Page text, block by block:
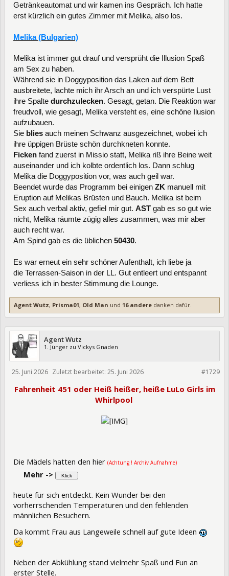
Getränkeautomat und wir kamen ins Gespräch. Ich hatte
erst kürzlich ein gutes Zimmer mit Melika, also los.
Melika (Bulgarien)
Melika ist immer gut drauf und versprüht die Illusion Spaß
am Sex zu haben.
Während sie in Doggyposition das Laken auf dem Bett
ausbreitete, lachte mich ihr Arsch an und ich verspürte Lust
ihre Spalte durchzulecken. Gesagt, getan. Die Reaktion war
freudvoll, wie gesagt, Melika versteht es, eine schöne Ilusion
aufzubauen.
Sie blies auch meinen Schwanz ausgezeichnet, wobei ich
ihre üppigen Brüste schön durchkneten konnte.
Ficken fand zuerst in Missio statt, Melika riß ihre Beine weit
auseinander und ich kolbte ordentlich los. Dann schlug
Melika die Doggyposition vor, was auch geil war.
Beendet wurde das Programm bei einigen ZK manuell mit
Eruption auf Melikas Brüsten und Bauch. Melika ist beim
Sex auch verbal aktiv, gefiel mir gut. AST gab es so gut wie
nicht, Melika räumte zügig alles zusammen, was mir aber
auch recht war.
Am Spind gab es die üblichen 50430.
Es war erneut ein sehr schöner Aufenthalt, ich liebe ja
die Terrassen-Saison in der LL. Gut entleert und entspannt
verliess ich in bester Stimmung die Lounge.
Agent Wutz, Prisma01, Old Man und 16 andere danken dafür.
Agent Wutz
1. Jünger zu Vickys Gnaden
#1729
25. Juni 2026 Zuletzt bearbeitet: 25. Juni 2026
Fahrenheit 451 oder Heiß heißer, heiße LuLo Girls im
Whirlpool
Die Mädels hatten den hier (Achtung ! Archiv Aufnahme)
Mehr ->
heute für sich entdeckt. Kein Wunder bei den
vorherrschenden Temperaturen und den fehlenden
männlichen Besuchern.
Da kommt Frau aus Langeweile schnell auf gute Ideen
Neben der Abkühlung stand vielmehr Spaß und Fun an
erster Stelle.